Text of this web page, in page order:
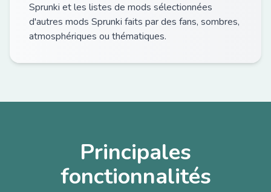
Sprunki et les listes de mods sélectionnées
d'autres mods Sprunki faits par des fans, sombres,
atmosphériques ou thématiques.
Principales
fonctionnalités